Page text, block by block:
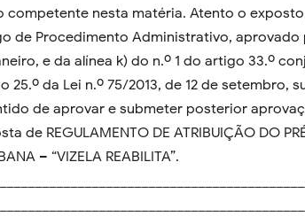
competente nesta matéria. Atento o
de Procedimento Administrativo, aprovado
e da alínea k) do n.º 1 do artigo 33.º
25.º da Lei n.º 75/2013, de 12 de setembro,
de aprovar e submeter posterior
de REGULAMENTO DE ATRIBUIÇÃO DO
– “VIZELA REABILITA”.